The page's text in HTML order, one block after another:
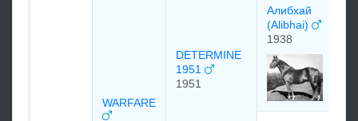
WARFARE
DETERMINE
1951
1951
Алибхай
(Alibhai)
1938